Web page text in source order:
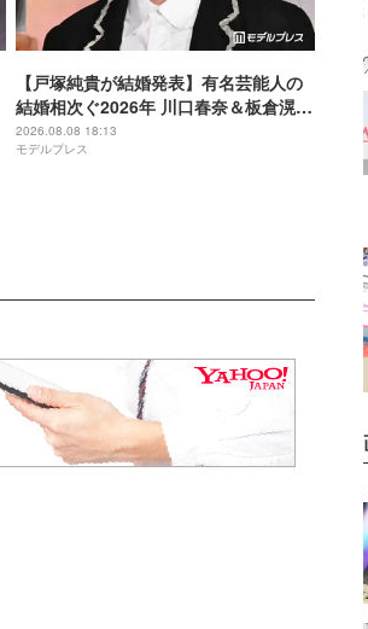
【戸塚純貴が結婚発表】有名芸能人の
結婚相次ぐ2026年 川口春奈＆板倉滉選
手・田中みな実＆亀梨和也・新木優子
＆中島裕翔ほか
2026.08.08 18:13
モデルプレス